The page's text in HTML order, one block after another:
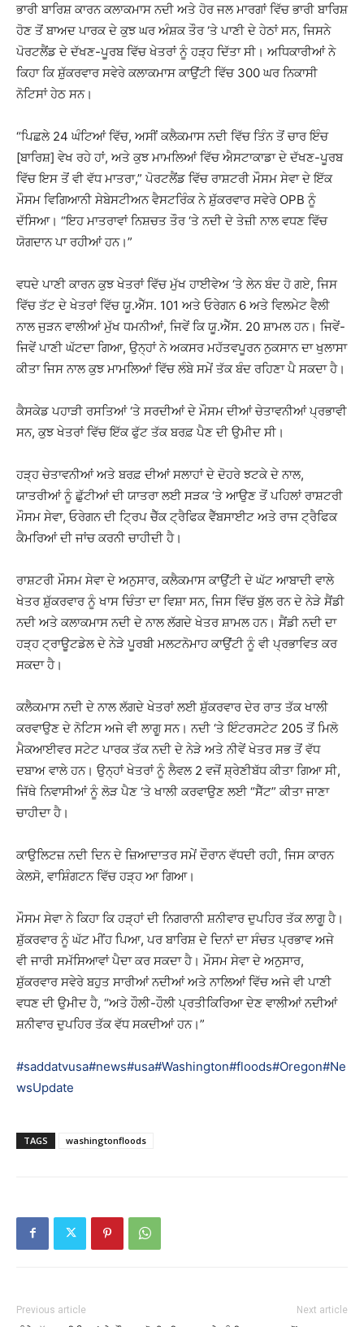
ਭਾਰੀ ਬਾਰਿਸ਼ ਕਾਰਨ ਕਲਾਕਮਾਸ ਨਦੀ ਅਤੇ ਹੋਰ ਜਲ ਮਾਰਗਾਂ ਵਿੱਚ ਭਾਰੀ ਬਾਰਿਸ਼
ਹੋਣ ਤੋਂ ਬਾਅਦ ਪਾਰਕ ਦੇ ਕੁਝ ਘਰ ਅੰਸ਼ਕ ਤੌਰ ‘ਤੇ ਪਾਣੀ ਦੇ ਹੇਠਾਂ ਸਨ, ਜਿਸਨੇ
ਪੋਰਟਲੈਂਡ ਦੇ ਦੱਖਣ-ਪੂਰਬ ਵਿੱਚ ਖੇਤਰਾਂ ਨੂੰ ਹੜ੍ਹ ਦਿੱਤਾ ਸੀ। ਅਧਿਕਾਰੀਆਂ ਨੇ
ਕਿਹਾ ਕਿ ਸ਼ੁੱਕਰਵਾਰ ਸਵੇਰੇ ਕਲਾਕਮਾਸ ਕਾਉਂਟੀ ਵਿੱਚ 300 ਘਰ ਨਿਕਾਸੀ
ਨੋਟਿਸਾਂ ਹੇਠ ਸਨ।
“ਪਿਛਲੇ 24 ਘੰਟਿਆਂ ਵਿੱਚ, ਅਸੀਂ ਕਲੈਕਮਾਸ ਨਦੀ ਵਿੱਚ ਤਿੰਨ ਤੋਂ ਚਾਰ ਇੰਚ
[ਬਾਰਿਸ਼] ਵੇਖ ਰਹੇ ਹਾਂ, ਅਤੇ ਕੁਝ ਮਾਮਲਿਆਂ ਵਿੱਚ ਐਸਟਾਕਾਡਾ ਦੇ ਦੱਖਣ-ਪੂਰਬ
ਵਿੱਚ ਇਸ ਤੋਂ ਵੀ ਵੱਧ ਮਾਤਰਾ,” ਪੋਰਟਲੈਂਡ ਵਿੱਚ ਰਾਸ਼ਟਰੀ ਮੌਸਮ ਸੇਵਾ ਦੇ ਇੱਕ
ਮੌਸਮ ਵਿਗਿਆਨੀ ਸੇਬੇਸਟੀਅਨ ਵੈਸਟਰਿੰਕ ਨੇ ਸ਼ੁੱਕਰਵਾਰ ਸਵੇਰੇ OPB ਨੂੰ
ਦੱਸਿਆ। “ਇਹ ਮਾਤਰਾਵਾਂ ਨਿਸ਼ਚਤ ਤੌਰ ‘ਤੇ ਨਦੀ ਦੇ ਤੇਜ਼ੀ ਨਾਲ ਵਧਣ ਵਿੱਚ
ਯੋਗਦਾਨ ਪਾ ਰਹੀਆਂ ਹਨ।”
ਵਧਦੇ ਪਾਣੀ ਕਾਰਨ ਕੁਝ ਖੇਤਰਾਂ ਵਿੱਚ ਮੁੱਖ ਹਾਈਵੇਅ ‘ਤੇ ਲੇਨ ਬੰਦ ਹੋ ਗਏ, ਜਿਸ
ਵਿੱਚ ਤੱਟ ਦੇ ਖੇਤਰਾਂ ਵਿੱਚ ਯੂ.ਐੱਸ. 101 ਅਤੇ ਓਰੇਗਨ 6 ਅਤੇ ਵਿਲਮੇਟ ਵੈਲੀ
ਨਾਲ ਜੁੜਨ ਵਾਲੀਆਂ ਮੁੱਖ ਧਮਨੀਆਂ, ਜਿਵੇਂ ਕਿ ਯੂ.ਐੱਸ. 20 ਸ਼ਾਮਲ ਹਨ। ਜਿਵੇਂ-
ਜਿਵੇਂ ਪਾਣੀ ਘੱਟਦਾ ਗਿਆ, ਉਨ੍ਹਾਂ ਨੇ ਅਕਸਰ ਮਹੱਤਵਪੂਰਨ ਨੁਕਸਾਨ ਦਾ ਖੁਲਾਸਾ
ਕੀਤਾ ਜਿਸ ਨਾਲ ਕੁਝ ਮਾਮਲਿਆਂ ਵਿੱਚ ਲੰਬੇ ਸਮੇਂ ਤੱਕ ਬੰਦ ਰਹਿਣਾ ਪੈ ਸਕਦਾ ਹੈ।
ਕੈਸਕੇਡ ਪਹਾੜੀ ਰਸਤਿਆਂ ‘ਤੇ ਸਰਦੀਆਂ ਦੇ ਮੌਸਮ ਦੀਆਂ ਚੇਤਾਵਨੀਆਂ ਪ੍ਰਭਾਵੀ
ਸਨ, ਕੁਝ ਖੇਤਰਾਂ ਵਿੱਚ ਇੱਕ ਫੁੱਟ ਤੱਕ ਬਰਫ਼ ਪੈਣ ਦੀ ਉਮੀਦ ਸੀ।
ਹੜ੍ਹ ਚੇਤਾਵਨੀਆਂ ਅਤੇ ਬਰਫ਼ ਦੀਆਂ ਸਲਾਹਾਂ ਦੇ ਦੋਹਰੇ ਝਟਕੇ ਦੇ ਨਾਲ,
ਯਾਤਰੀਆਂ ਨੂੰ ਛੁੱਟੀਆਂ ਦੀ ਯਾਤਰਾ ਲਈ ਸੜਕ ‘ਤੇ ਆਉਣ ਤੋਂ ਪਹਿਲਾਂ ਰਾਸ਼ਟਰੀ
ਮੌਸਮ ਸੇਵਾ, ਓਰੇਗਨ ਦੀ ਟ੍ਰਿਪ ਚੈੱਕ ਟ੍ਰੈਫਿਕ ਵੈੱਬਸਾਈਟ ਅਤੇ ਰਾਜ ਟ੍ਰੈਫਿਕ
ਕੈਮਰਿਆਂ ਦੀ ਜਾਂਚ ਕਰਨੀ ਚਾਹੀਦੀ ਹੈ।
ਰਾਸ਼ਟਰੀ ਮੌਸਮ ਸੇਵਾ ਦੇ ਅਨੁਸਾਰ, ਕਲੈਕਮਾਸ ਕਾਉਂਟੀ ਦੇ ਘੱਟ ਆਬਾਦੀ ਵਾਲੇ
ਖੇਤਰ ਸ਼ੁੱਕਰਵਾਰ ਨੂੰ ਖਾਸ ਚਿੰਤਾ ਦਾ ਵਿਸ਼ਾ ਸਨ, ਜਿਸ ਵਿੱਚ ਬੁੱਲ ਰਨ ਦੇ ਨੇੜੇ ਸੈਂਡੀ
ਨਦੀ ਅਤੇ ਕਲਾਕਮਾਸ ਨਦੀ ਦੇ ਨਾਲ ਲੱਗਦੇ ਖੇਤਰ ਸ਼ਾਮਲ ਹਨ। ਸੈਂਡੀ ਨਦੀ ਦਾ
ਹੜ੍ਹ ਟ੍ਰਾਊਟਡੇਲ ਦੇ ਨੇੜੇ ਪੂਰਬੀ ਮਲਟਨੋਮਾਹ ਕਾਉਂਟੀ ਨੂੰ ਵੀ ਪ੍ਰਭਾਵਿਤ ਕਰ
ਸਕਦਾ ਹੈ।
ਕਲੈਕਮਾਸ ਨਦੀ ਦੇ ਨਾਲ ਲੱਗਦੇ ਖੇਤਰਾਂ ਲਈ ਸ਼ੁੱਕਰਵਾਰ ਦੇਰ ਰਾਤ ਤੱਕ ਖਾਲੀ
ਕਰਵਾਉਣ ਦੇ ਨੋਟਿਸ ਅਜੇ ਵੀ ਲਾਗੂ ਸਨ। ਨਦੀ ‘ਤੇ ਇੰਟਰਸਟੇਟ 205 ਤੋਂ ਮਿਲੋ
ਮੈਕਆਈਵਰ ਸਟੇਟ ਪਾਰਕ ਤੱਕ ਨਦੀ ਦੇ ਨੇੜੇ ਅਤੇ ਨੀਵੇਂ ਖੇਤਰ ਸਭ ਤੋਂ ਵੱਧ
ਦਬਾਅ ਵਾਲੇ ਹਨ। ਉਨ੍ਹਾਂ ਖੇਤਰਾਂ ਨੂੰ ਲੈਵਲ 2 ਵਜੋਂ ਸ਼੍ਰੇਣੀਬੱਧ ਕੀਤਾ ਗਿਆ ਸੀ,
ਜਿੱਥੇ ਨਿਵਾਸੀਆਂ ਨੂੰ ਲੋੜ ਪੈਣ ‘ਤੇ ਖਾਲੀ ਕਰਵਾਉਣ ਲਈ “ਸੈੱਟ” ਕੀਤਾ ਜਾਣਾ
ਚਾਹੀਦਾ ਹੈ।
ਕਾਉਲਿਟਜ਼ ਨਦੀ ਦਿਨ ਦੇ ਜ਼ਿਆਦਾਤਰ ਸਮੇਂ ਦੌਰਾਨ ਵੱਧਦੀ ਰਹੀ, ਜਿਸ ਕਾਰਨ
ਕੇਲਸੋ, ਵਾਸ਼ਿੰਗਟਨ ਵਿੱਚ ਹੜ੍ਹ ਆ ਗਿਆ।
ਮੌਸਮ ਸੇਵਾ ਨੇ ਕਿਹਾ ਕਿ ਹੜ੍ਹਾਂ ਦੀ ਨਿਗਰਾਨੀ ਸ਼ਨੀਵਾਰ ਦੁਪਹਿਰ ਤੱਕ ਲਾਗੂ ਹੈ।
ਸ਼ੁੱਕਰਵਾਰ ਨੂੰ ਘੱਟ ਮੀਂਹ ਪਿਆ, ਪਰ ਬਾਰਿਸ਼ ਦੇ ਦਿਨਾਂ ਦਾ ਸੰਚਤ ਪ੍ਰਭਾਵ ਅਜੇ
ਵੀ ਜਾਰੀ ਸਮੱਸਿਆਵਾਂ ਪੈਦਾ ਕਰ ਸਕਦਾ ਹੈ। ਮੌਸਮ ਸੇਵਾ ਦੇ ਅਨੁਸਾਰ,
ਸ਼ੁੱਕਰਵਾਰ ਸਵੇਰੇ ਬਹੁਤ ਸਾਰੀਆਂ ਨਦੀਆਂ ਅਤੇ ਨਾਲਿਆਂ ਵਿੱਚ ਅਜੇ ਵੀ ਪਾਣੀ
ਵਧਣ ਦੀ ਉਮੀਦ ਹੈ, “ਅਤੇ ਹੌਲੀ-ਹੌਲੀ ਪ੍ਰਤੀਕਿਰਿਆ ਦੇਣ ਵਾਲੀਆਂ ਨਦੀਆਂ
ਸ਼ਨੀਵਾਰ ਦੁਪਹਿਰ ਤੱਕ ਵੱਧ ਸਕਦੀਆਂ ਹਨ।”
#saddatvusa#news#usa#Washington#floods#Oregon#Ne
wsUpdate
TAGS washingtonfloods
Previous article Next article